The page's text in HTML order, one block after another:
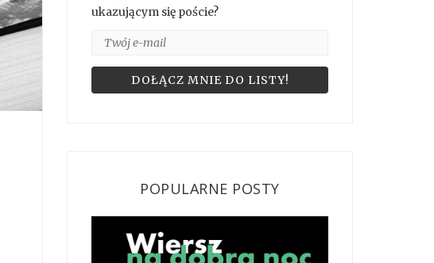
ukazującym się poście?
POPULARNE POSTY